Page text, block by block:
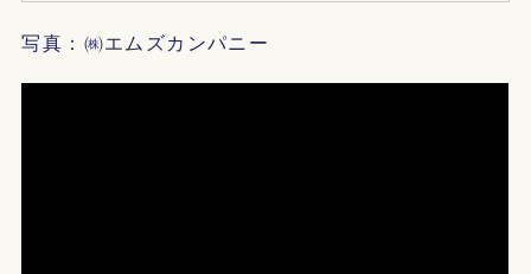
写真：㈱エムズカンパニー